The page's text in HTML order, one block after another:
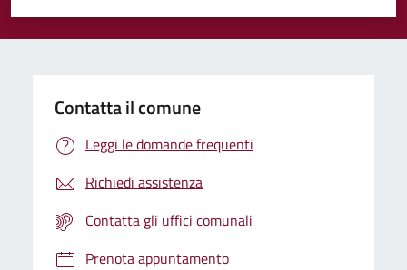
Valuta 5 stelle su 5
Valuta 4 stelle su 5
Valuta 3 stelle su 5
Valuta 2 stelle su 5
Valuta 1 stelle su 5
Contatta il comune
Leggi le domande frequenti
Richiedi assistenza
Contatta gli uffici comunali
Prenota appuntamento